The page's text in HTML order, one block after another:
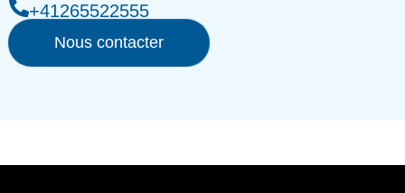
+41265522555
Nous contacter